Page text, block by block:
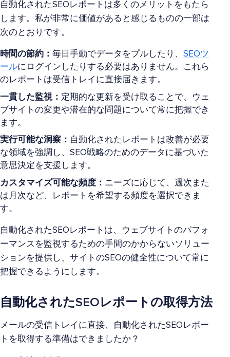
自動化されたSEOレポートは多くのメリットをもたら
します。私が非常に価値があると感じるものの一部は
次のとおりです。
時間の節約： 毎日手動でデータをプルしたり、 SEOツ
ールにログインしたりする必要はありません。これら
のレポートは受信トレイに直接届きます。
一貫した監視： 定期的な更新を受け取ることで、ウェ
ブサイトの変更や潜在的な問題について常に把握でき
ます。
実行可能な洞察： 自動化されたレポートは改善が必要
な領域を強調し、SEO戦略のためのデータに基づいた
意思決定を支援します。
カスタマイズ可能な頻度： ニーズに応じて、週次また
は月次など、レポートを希望する頻度を選択できま
す。
自動化されたSEOレポートは、ウェブサイトのパフォ
ーマンスを監視するための手間のかからないソリュー
ションを提供し、サイトのSEOの健全性について常に
把握できるようにします。
自動化されたSEOレポートの取得方法
メールの受信トレイに直接、自動化されたSEOレポー
トを取得する準備はできましたか？